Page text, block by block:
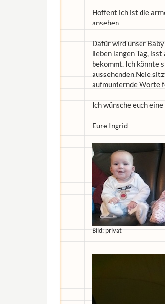
Hoffentlich ist die
ansehen.
Dafür wird unser
lieben langen Tag,
bekommt. Ich könnte
aussehenden Nele
aufmunternde Worte
Ich wünsche euch
Eure Ingrid
Bild: privat